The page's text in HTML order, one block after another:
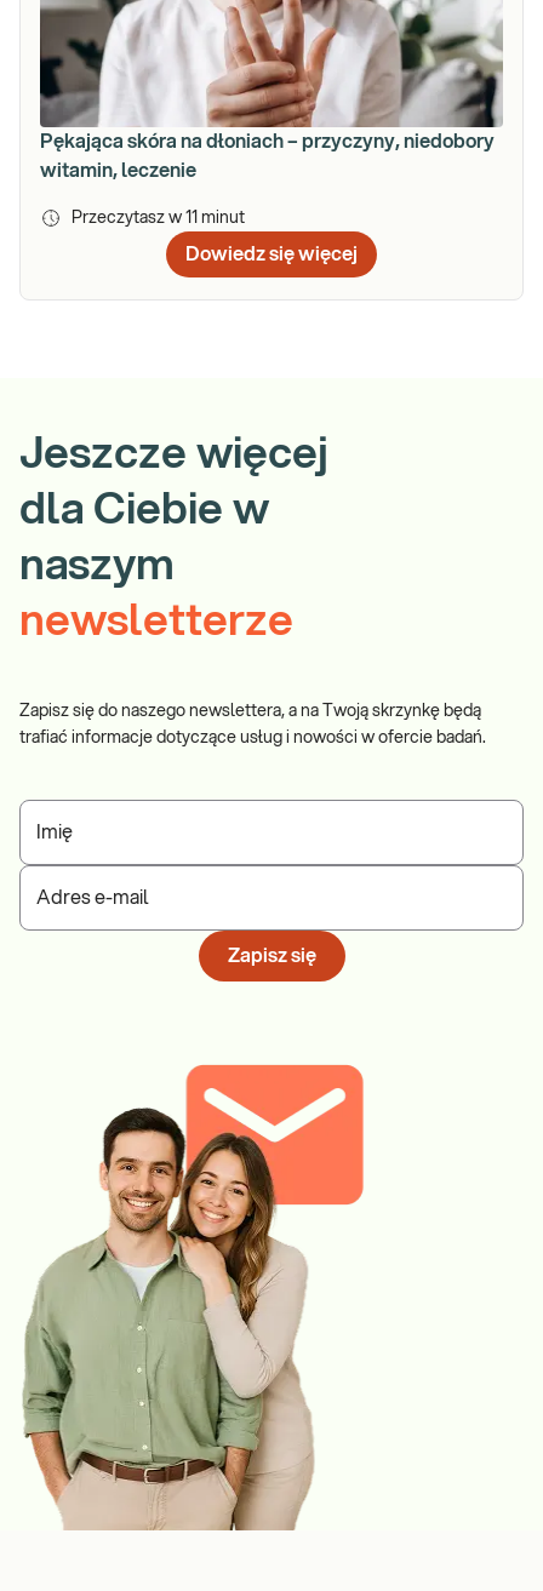
Pękająca skóra na dłoniach – przyczyny, niedobory
witamin, leczenie
Przeczytasz w 11 minut
Dowiedz się więcej
Jeszcze więcej
dla Ciebie w
naszym
newsletterze
Zapisz się do naszego newslettera, a na Twoją skrzynkę będą
trafiać informacje dotyczące usług i nowości w ofercie badań.
Imię
Adres e-mail
Zapisz się